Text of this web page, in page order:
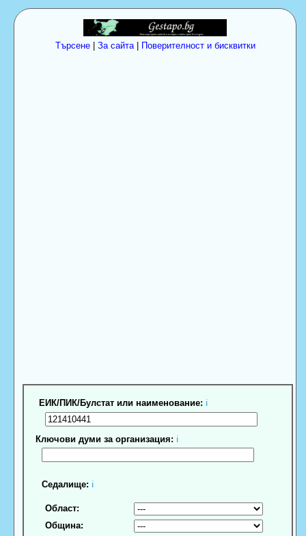
Търсене| За сайта| Поверителност и бисквитки
ЕИК/ПИК/Булстат или наименование: ℹ
Ключови думи за организация: ℹ
Седалище: ℹ
Област:
Община: